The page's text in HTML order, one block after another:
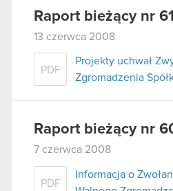
Raport bieżący nr
13 czerwca 2008
PDF
Projekty uchwał
Zgromadzenia
Raport bieżący nr
7 czerwca 2008
PDF
Informacja o